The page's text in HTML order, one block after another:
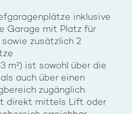
inklusive
Garage mit Platz für
sowie zusätzlich 2
m²) ist sowohl über die
auch über einen
zugänglich
direkt mittels Lift oder